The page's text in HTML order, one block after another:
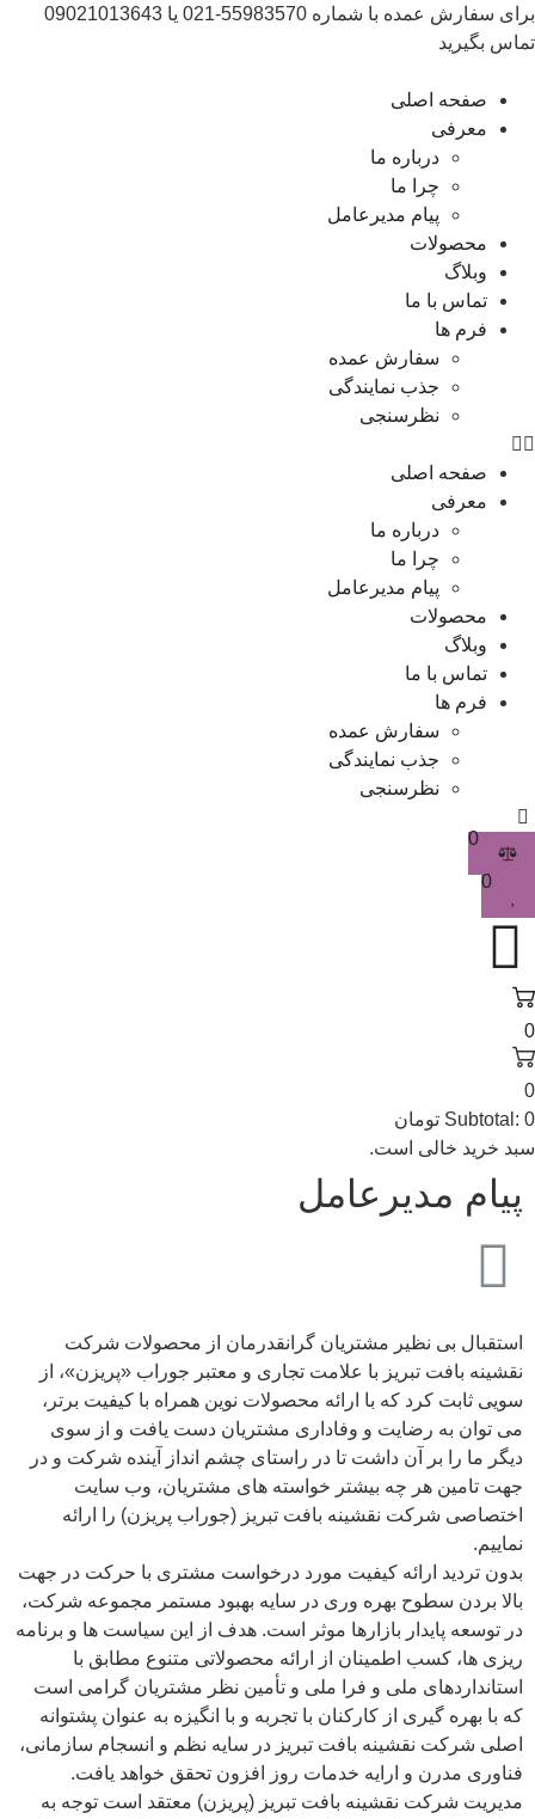
برای سفارش عمده با شماره 55983570-021 یا 09021013643
تماس بگیرید
صفحه اصلی
معرفی
درباره ما
چرا ما
پیام مدیرعامل
محصولات
وبلاگ
تماس با ما
فرم ها
سفارش عمده
جذب نمایندگی
نظرسنجی
صفحه اصلی
معرفی
درباره ما
چرا ما
پیام مدیرعامل
محصولات
وبلاگ
تماس با ما
فرم ها
سفارش عمده
جذب نمایندگی
نظرسنجی
0
0
0
0
Subtotal: 0
تومان
سبد خرید خالی است.
پیام مدیرعامل
استقبال بی نظیر مشتریان گرانقدرمان از محصولات شرکت
نقشینه بافت تبریز با علامت تجاری و معتبر جوراب «پریزن»، از
سویی ثابت کرد که با ارائه محصولات نوین همراه با کیفیت برتر،
می توان به رضایت و وفاداری مشتریان دست یافت و از سوی
دیگر ما را بر آن داشت تا در راستای چشم انداز آینده شرکت و در
جهت تامین هر چه بیشتر خواسته های مشتریان، وب سایت
اختصاصی شرکت نقشینه بافت تبریز (جوراب پریزن) را ارائه
نماییم.
بدون تردید ارائه کیفیت مورد درخواست مشتری با حرکت در جهت
بالا بردن سطوح بهره وری در سایه بهبود مستمر مجموعه شرکت،
در توسعه پایدار بازارها موثر است. هدف از این سیاست ها و برنامه
ریزی ها، کسب اطمینان از ارائه محصولاتی متنوع مطابق با
استانداردهای ملی و فرا ملی و تأمین نظر مشتریان گرامی است
که با بهره گیری از کارکنان با تجربه و با انگیزه به عنوان پشتوانه
اصلی شرکت نقشینه بافت تبریز در سایه نظم و انسجام سازمانی،
فناوری مدرن و ارایه خدمات روز افزون تحقق خواهد یافت.
مدیریت شرکت نقشینه بافت تبریز (پریزن) معتقد است توجه به